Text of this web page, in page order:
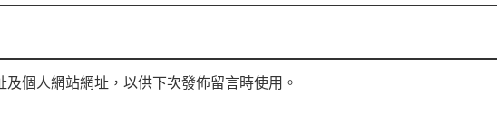
個人網站網址，以供下次發佈留言時使用。